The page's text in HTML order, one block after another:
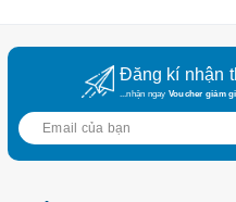
Đăng kí nhận
...nhận ngay Voucher giảm